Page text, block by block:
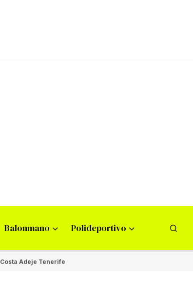
Balonmano Polideportivo
Costa Adeje Tenerife